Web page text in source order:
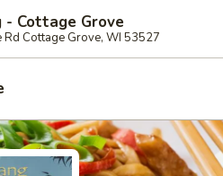
- Cottage Grove
Cottage Grove, WI 53527